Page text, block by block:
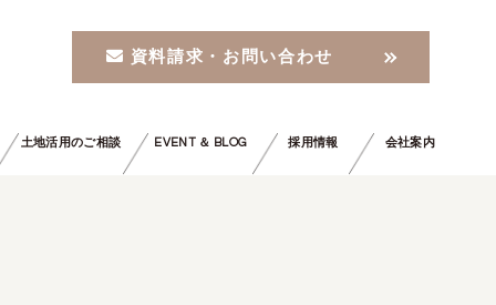
資料請求・お問い合わせ
土地活用のご相談 EVENT ＆ BLOG 採用情報 会社案内